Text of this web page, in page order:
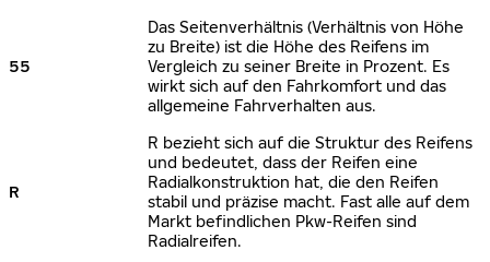
55
Das Seitenverhältnis (Verhältnis von Höhe
zu Breite) ist die Höhe des Reifens im
Vergleich zu seiner Breite in Prozent. Es
wirkt sich auf den Fahrkomfort und das
allgemeine Fahrverhalten aus.
R
R bezieht sich auf die Struktur des Reifens
und bedeutet, dass der Reifen eine
Radialkonstruktion hat, die den Reifen
stabil und präzise macht. Fast alle auf dem
Markt befindlichen Pkw-Reifen sind
Radialreifen.